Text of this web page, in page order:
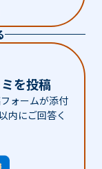
を投稿
ォームが添付
内にご回答く